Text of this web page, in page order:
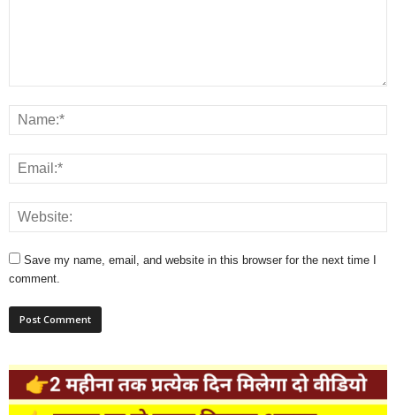
Save my name, email, and website in this browser for the next time I
comment.